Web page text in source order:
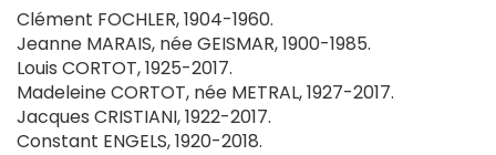
Clément FOCHLER, 1904-1960.
Jeanne MARAIS, née GEISMAR, 1900-1985.
Louis CORTOT, 1925-2017.
Madeleine CORTOT, née METRAL, 1927-2017.
Jacques CRISTIANI, 1922-2017.
Constant ENGELS, 1920-2018.